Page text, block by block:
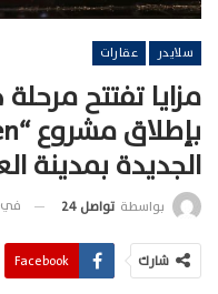
سلايدر عقارات
مزايا تفتتح
الجديدة بمدينة
بواسطة تواصل 24 في
شارك Facebook